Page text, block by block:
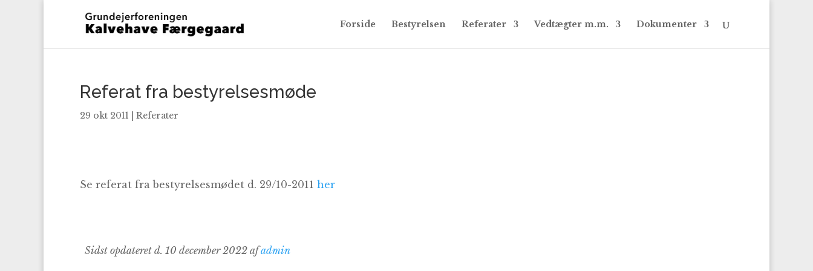
Forside Bestyrelsen Referater Vedtægter m.m. Dokumenter
Referat fra bestyrelsesmøde
29 okt 2011 Referater
Se referat fra bestyrelsesmødet d. 29/10-2011 her
Sidst opdateret d. 10 december 2022 afadmin